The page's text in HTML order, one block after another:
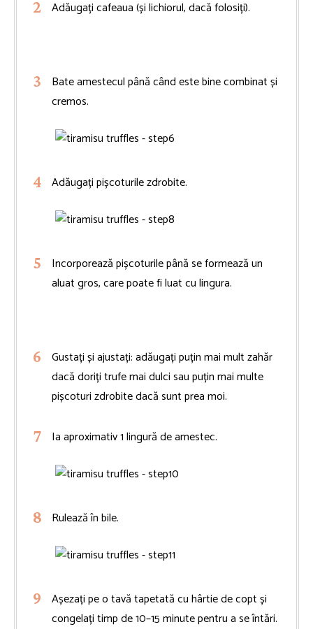
Adăugați cafeaua (și lichiorul, dacă folosiți).
Bate amestecul până când este bine combinat și
cremos.
Adăugați pișcoturile zdrobite.
Incorporează pișcoturile până se formează un
aluat gros, care poate fi luat cu lingura.
Gustați și ajustați: adăugați puțin mai mult zahăr
dacă doriți trufe mai dulci sau puțin mai multe
pișcoturi zdrobite dacă sunt prea moi.
Ia aproximativ 1 lingură de amestec.
Rulează în bile.
Așezați pe o tavă tapetată cu hârtie de copt și
congelați timp de 10–15 minute pentru a se întări.